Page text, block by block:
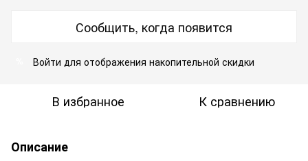
Сообщить, когда появится
Войти для отображения накопительной скидки
В избранное К сравнению
Описание